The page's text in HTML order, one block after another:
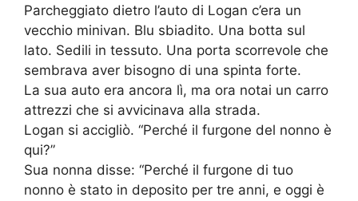
Parcheggiato dietro l’auto di Logan c’era un
vecchio minivan. Blu sbiadito. Una botta sul
lato. Sedili in tessuto. Una porta scorrevole che
sembrava aver bisogno di una spinta forte.
La sua auto era ancora lì, ma ora notai un carro
attrezzi che si avvicinava alla strada.
Logan si accigliò. “Perché il furgone del nonno è
qui?”
Sua nonna disse: “Perché il furgone di tuo
nonno è stato in deposito per tre anni, e oggi è